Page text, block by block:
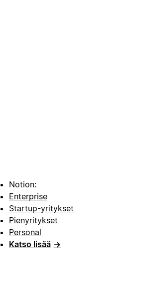
Notion:
Enterprise
Startup-yritykset
Pienyritykset
Personal
Katso lisää →